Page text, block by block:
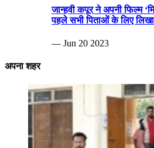
जान्हवी कपूर ने अपनी फिल्म
पहले सभी पिताओं के लिए
— Jun 20 2023
अपना शहर